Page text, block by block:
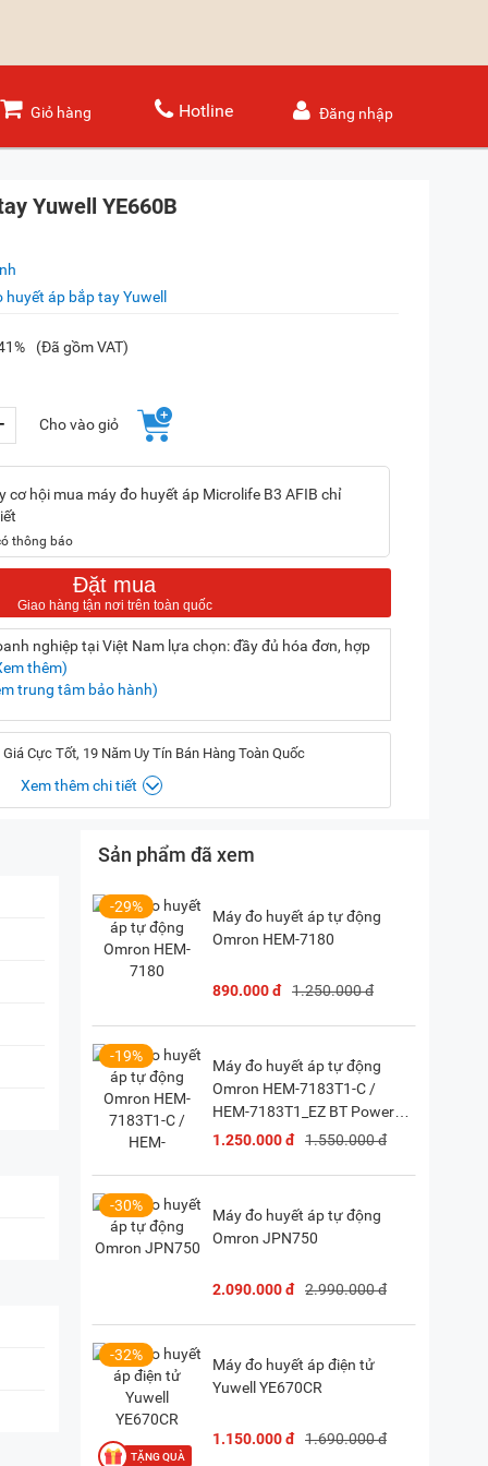
Giỏ hàng Hotline Đăng nhập
Yuwell YE660B
huyết áp bắp tay Yuwell
(Đã gồm VAT)
Cho vào giỏ
cơ hội mua máy đo huyết áp Microlife B3 AFIB chỉ
thông báo
Đặt mua
nghiệp tại Việt Nam lựa chọn: đầy đủ hóa đơn, hợp
thêm)
trung tâm bảo hành)
Cực Tốt, 19 Năm Uy Tín Bán Hàng Toàn Quốc
Xem thêm chi tiết
Chỉ đường)
Chỉ đường)
Vườn Lài, TP. HCM( Chỉ đường)
Sản phẩm đã xem
-29%
Máy đo huyết áp tự động
Omron HEM-7180
890.000 đ 1.250.000 đ
-19%
Máy đo huyết áp tự động
Omron HEM-7183T1-C /
HEM-7183T1_EZ BT Power
(Kèm bộ đổi nguồn)
1.250.000 đ 1.550.000 đ
-30%
Máy đo huyết áp tự động
Omron JPN750
2.090.000 đ 2.990.000 đ
-32%
Máy đo huyết áp điện tử
Yuwell YE670CR
1.150.000 đ 1.690.000 đ